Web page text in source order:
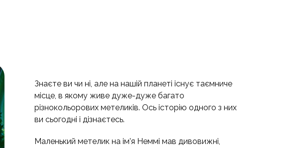
Знаєте ви чи ні, але на нашій планеті існує таємниче
місце, в якому живе дуже-дуже багато
різнокольорових метеликів. Ось історію одного з них
ви сьогодні і дізнаєтесь.
Маленький метелик на ім’я Неммі мав дивовижні,